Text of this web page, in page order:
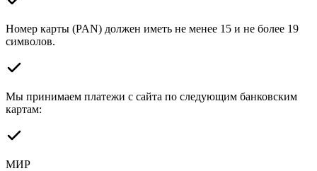
Номер карты (PAN) должен иметь не менее 15 и не более 19
символов.
Мы принимаем платежи с сайта по следующим банковским
картам:
МИР